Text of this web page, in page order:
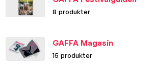
8 produkter
GAFFA Magasin
15 produkter